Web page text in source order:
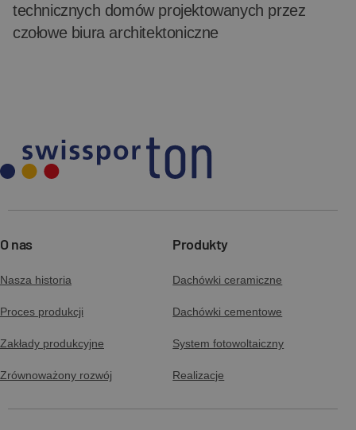
technicznych domów projektowanych przez
czołowe biura architektoniczne
O nas
Nasza historia
Proces produkcji
Zakłady produkcyjne
Zrównoważony rozwój
Produkty
Dachówki ceramiczne
Dachówki cementowe
System fotowoltaiczny
Realizacje